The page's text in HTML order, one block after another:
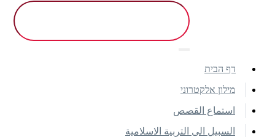
דף הבית
מילון אלקטרוני
استماع القصص
السبيل الى التربية الاسلامية